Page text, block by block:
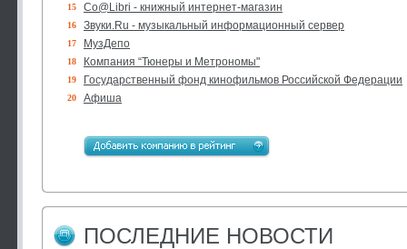
15 Co@Libri - книжный интернет-магазин
16 Звуки.Ru - музыкальный информационный сервер
17 МузДепо
18 Компания “Тюнеры и Метрономы"
19 Государственный фонд кинофильмов Российской Федерации
20 Афиша
ПОСЛЕДНИЕ НОВОСТИ